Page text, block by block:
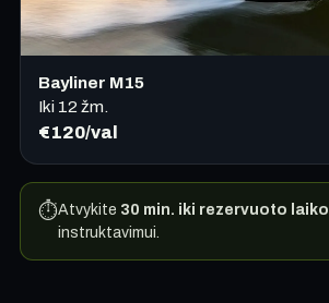
Bayliner M15
Iki 12 žm.
€120/val
⏱Atvykite 30 min. iki rezervuoto laiko
instruktavimui.